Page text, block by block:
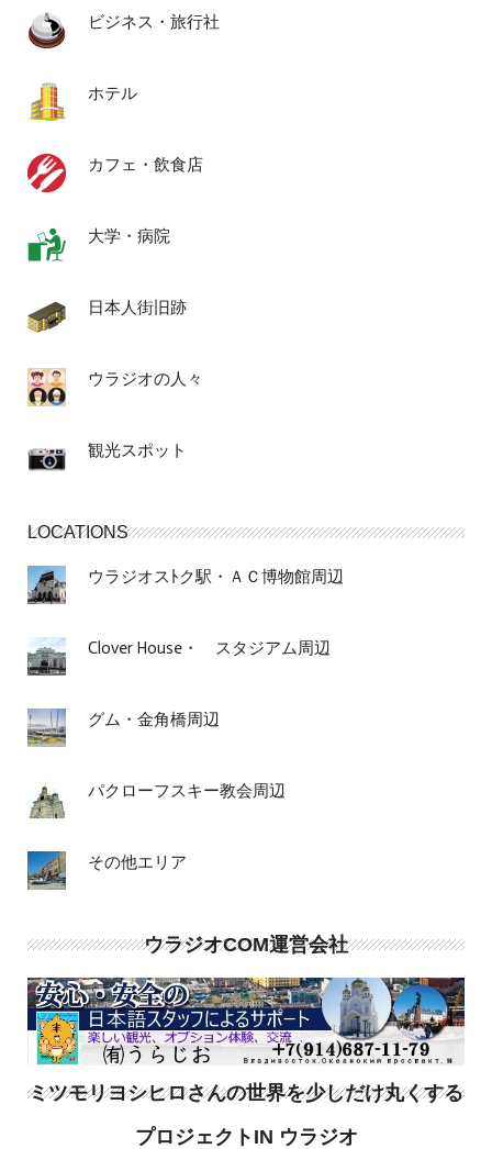
ビジネス・旅行社
ホテル
カフェ・飲食店
大学・病院
日本人街旧跡
ウラジオの人々
観光スポット
LOCATIONS
ウラジオスﾄク駅・ＡＣ博物館周辺
Clover House・ スタジアム周辺
グム・金角橋周辺
パクローフスキー教会周辺
その他エリア
ウラジオCOM運営会社
ミツモリヨシヒロさんの世界を少しだけ丸くする
プロジェクトIN ウラジオ